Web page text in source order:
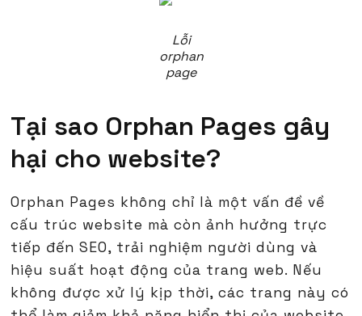
Lỗi
orphan
page
Tại sao Orphan Pages gây
hại cho website?
Orphan Pages không chỉ là một vấn đề về
cấu trúc website mà còn ảnh hưởng trực
tiếp đến SEO, trải nghiệm người dùng và
hiệu suất hoạt động của trang web. Nếu
không được xử lý kịp thời, các trang này có